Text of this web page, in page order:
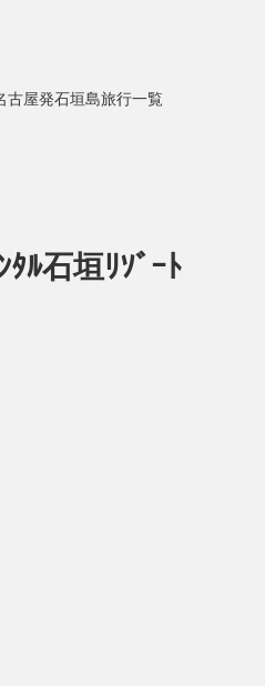
古屋発石垣島旅行一覧
ﾙ石垣ﾘｿﾞｰﾄ